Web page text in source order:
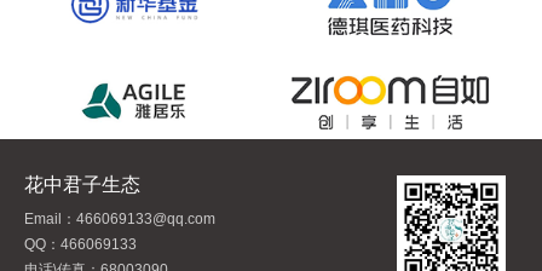
花中君子生态
Email：466069133@qq.com
QQ：466069133